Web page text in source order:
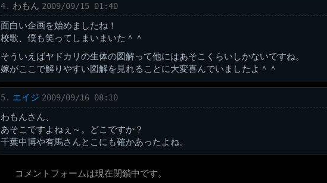
4. わもん 2009/09/15 01:40
面白い企画を始めましたね！
校歌、僕も笑ってしまいまいた＾＾
そういえばヤドカリの生体の図解って他にはあそこくらいしかないですね。
嫁がここで解りやすい図解を見れることに大変喜んでいましたよ＾＾
5. エイジ 2009/09/16 08:10
わもんさん、
あそこですよねぇ～。どこですか？
千葉中博や有馬さんとこにも確かあったよね。
コメントフォームは現在閉鎖中です。